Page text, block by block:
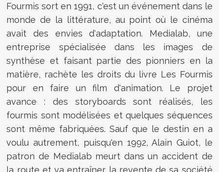
Fourmis sort en 1991, c'est un événement dans le
monde de la littérature, au point où le cinéma
avait des envies d'adaptation. Medialab, une
entreprise spécialisée dans les images de
synthèse et faisant partie des pionniers en la
matière, rachète les droits du livre Les Fourmis
pour en faire un film d'animation. Le projet
avance : des storyboards sont réalisés, les
fourmis sont modélisées et quelques séquences
sont même fabriquées. Sauf que le destin en a
voulu autrement, puisqu'en 1992, Alain Guiot, le
patron de Medialab meurt dans un accident de
la route et va entraîner la revente de sa société